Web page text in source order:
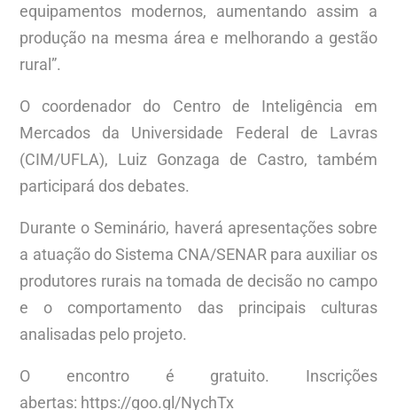
equipamentos modernos, aumentando assim a
produção na mesma área e melhorando a gestão
rural”.
O coordenador do Centro de Inteligência em
Mercados da Universidade Federal de Lavras
(CIM/UFLA), Luiz Gonzaga de Castro, também
participará dos debates.
Durante o Seminário, haverá apresentações sobre
a atuação do Sistema CNA/SENAR para auxiliar os
produtores rurais na tomada de decisão no campo
e o comportamento das principais culturas
analisadas pelo projeto.
O encontro é gratuito. Inscrições
abertas: https://goo.gl/NychTx